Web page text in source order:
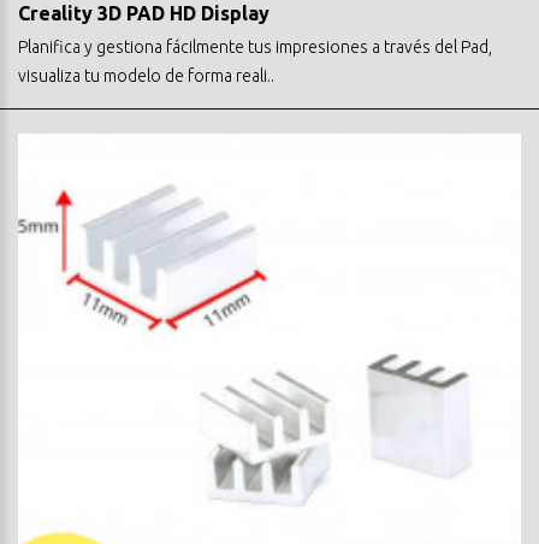
Creality 3D PAD HD Display
Planifica y gestiona fácilmente tus impresiones a través del Pad,
visualiza tu modelo de forma reali..